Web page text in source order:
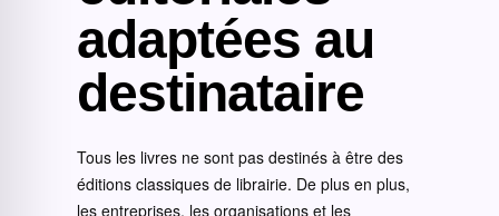
adaptées au
destinataire
Tous les livres ne sont pas destinés à être des
éditions classiques de librairie. De plus en plus,
les entreprises, les organisations et les